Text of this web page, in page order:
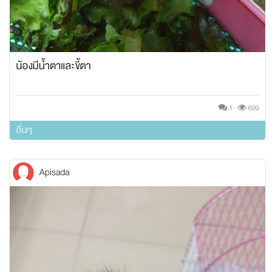
น้องมีน้ำตาและขี้ตา
1 699
อื่นๆ
Apisada